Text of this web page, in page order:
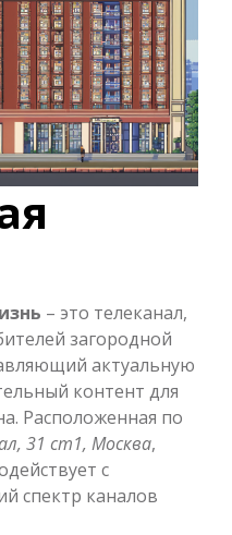
– это телеканал,
загородной
актуальную
контент для
Расположенная по
31 ст1, Москва,
с
спектр каналов